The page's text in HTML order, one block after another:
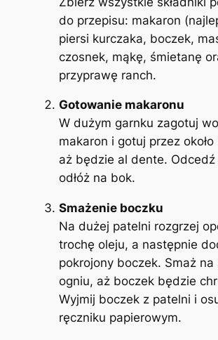
do przepisu: makaron
piersi kurczaka, boczek,
czosnek, mąkę, śmietanę
przyprawę ranch.
Gotowanie makaronu
W dużym garnku zagotuj
makaron i gotuj przez około
aż będzie al dente. Odcedź
odłóż na bok.
Smażenie boczku
Na dużej patelni rozgrzej
trochę oleju, a następnie
pokrojony boczek. Smaż na
ogniu, aż boczek będzie
Wyjmij boczek z patelni i
ręczniku papierowym.